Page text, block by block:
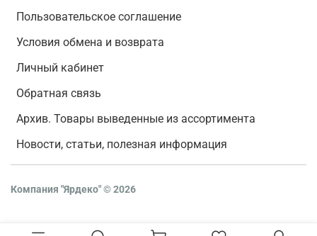
Пользовательское соглашение
Условия обмена и возврата
Личный кабинет
Обратная связь
Архив. Товары выведенные из ассортимента
Новости, статьи, полезная информация
Компания "Ярдеко"©2026